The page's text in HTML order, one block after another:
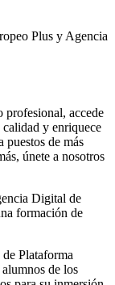
Plus y Agencia
profesional, accede
calidad y enriquece
de más
únete a nosotros
Digital de
formación de
Plataforma
de los